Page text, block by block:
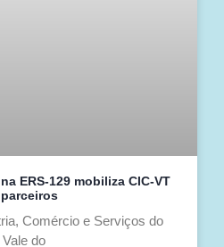
ERS-129 mobiliza CIC-VT
Comércio e Serviços do
Vale do